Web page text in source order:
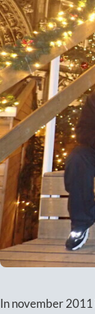
In november 2011